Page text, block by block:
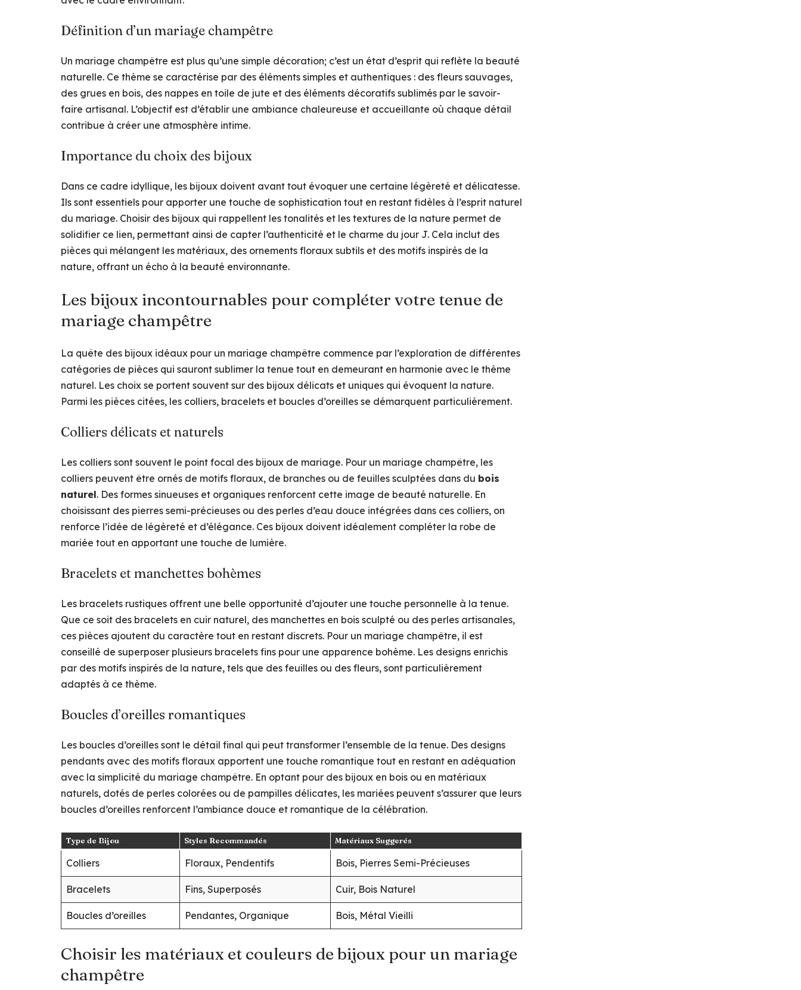
Définition d’un mariage champêtre
Un mariage champêtre est plus qu’une simple décoration; c’est un état d’esprit qui reflète la beauté
naturelle. Ce thème se caractérise par des éléments simples et authentiques : des fleurs sauvages,
des grues en bois, des nappes en toile de jute et des éléments décoratifs sublimés par le savoir-
faire artisanal. L’objectif est d’établir une ambiance chaleureuse et accueillante où chaque détail
contribue à créer une atmosphère intime.
Importance du choix des bijoux
Dans ce cadre idyllique, les bijoux doivent avant tout évoquer une certaine légèreté et délicatesse.
Ils sont essentiels pour apporter une touche de sophistication tout en restant fidèles à l’esprit naturel
du mariage. Choisir des bijoux qui rappellent les tonalités et les textures de la nature permet de
solidifier ce lien, permettant ainsi de capter l’authenticité et le charme du jour J. Cela inclut des
pièces qui mélangent les matériaux, des ornements floraux subtils et des motifs inspirés de la
nature, offrant un écho à la beauté environnante.
Les bijoux incontournables pour compléter votre tenue de
mariage champêtre
La quête des bijoux idéaux pour un mariage champêtre commence par l’exploration de différentes
catégories de pièces qui sauront sublimer la tenue tout en demeurant en harmonie avec le thème
naturel. Les choix se portent souvent sur des bijoux délicats et uniques qui évoquent la nature.
Parmi les pièces citées, les colliers, bracelets et boucles d’oreilles se démarquent particulièrement.
Colliers délicats et naturels
Les colliers sont souvent le point focal des bijoux de mariage. Pour un mariage champêtre, les
colliers peuvent être ornés de motifs floraux, de branches ou de feuilles sculptées dans du bois
naturel. Des formes sinueuses et organiques renforcent cette image de beauté naturelle. En
choisissant des pierres semi-précieuses ou des perles d’eau douce intégrées dans ces colliers, on
renforce l’idée de légèreté et d’élégance. Ces bijoux doivent idéalement compléter la robe de
mariée tout en apportant une touche de lumière.
Bracelets et manchettes bohèmes
Les bracelets rustiques offrent une belle opportunité d’ajouter une touche personnelle à la tenue.
Que ce soit des bracelets en cuir naturel, des manchettes en bois sculpté ou des perles artisanales,
ces pièces ajoutent du caractère tout en restant discrets. Pour un mariage champêtre, il est
conseillé de superposer plusieurs bracelets fins pour une apparence bohème. Les designs enrichis
par des motifs inspirés de la nature, tels que des feuilles ou des fleurs, sont particulièrement
adaptés à ce thème.
Boucles d’oreilles romantiques
Les boucles d’oreilles sont le détail final qui peut transformer l’ensemble de la tenue. Des designs
pendants avec des motifs floraux apportent une touche romantique tout en restant en adéquation
avec la simplicité du mariage champêtre. En optant pour des bijoux en bois ou en matériaux
naturels, dotés de perles colorées ou de pampilles délicates, les mariées peuvent s’assurer que leurs
boucles d’oreilles renforcent l’ambiance douce et romantique de la célébration.
Type de Bijou Styles Recommandés Matériaux Suggerés
Colliers Floraux, Pendentifs Bois, Pierres Semi-Précieuses
Bracelets Fins, Superposés Cuir, Bois Naturel
Boucles d’oreilles Pendantes, Organique Bois, Métal Vieilli
Choisir les matériaux et couleurs de bijoux pour un mariage
champêtre